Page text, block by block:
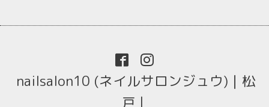
nailsalon10 (ネイルサロンジュウ)｜松
戸 |